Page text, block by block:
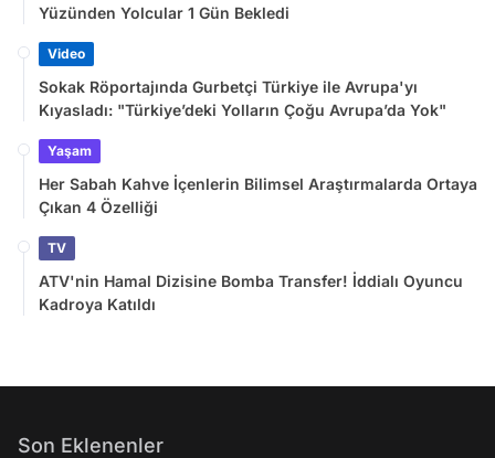
Yüzünden Yolcular 1 Gün Bekledi
Video
Sokak Röportajında Gurbetçi Türkiye ile Avrupa'yı
Kıyasladı: "Türkiye’deki Yolların Çoğu Avrupa’da Yok"
Yaşam
Her Sabah Kahve İçenlerin Bilimsel Araştırmalarda Ortaya
Çıkan 4 Özelliği
TV
ATV'nin Hamal Dizisine Bomba Transfer! İddialı Oyuncu
Kadroya Katıldı
Son Eklenenler